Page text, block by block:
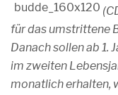
für das umstrittene
Danach sollen ab 1.
im zweiten
monatlich erhalten,